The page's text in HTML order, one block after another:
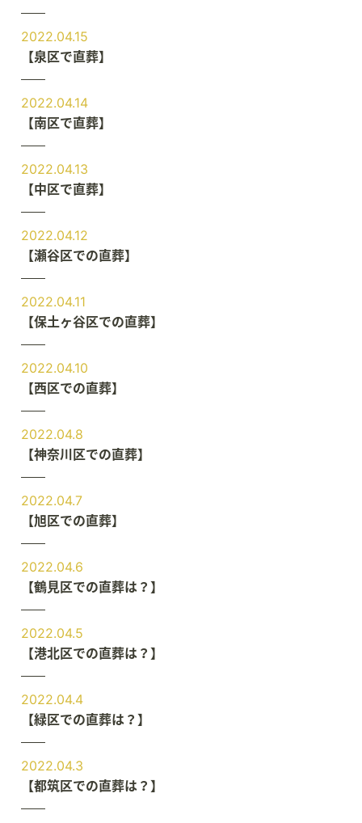
2022.04.15
【泉区で直葬】
2022.04.14
【南区で直葬】
2022.04.13
【中区で直葬】
2022.04.12
【瀬谷区での直葬】
2022.04.11
【保土ヶ谷区での直葬】
2022.04.10
【西区での直葬】
2022.04.8
【神奈川区での直葬】
2022.04.7
【旭区での直葬】
2022.04.6
【鶴見区での直葬は？】
2022.04.5
【港北区での直葬は？】
2022.04.4
【緑区での直葬は？】
2022.04.3
【都筑区での直葬は？】